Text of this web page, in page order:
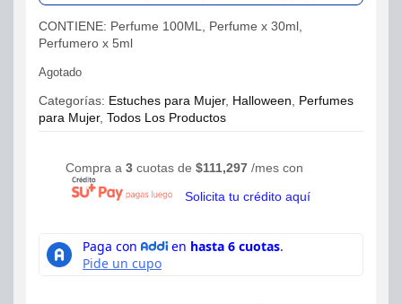
CONTIENE: Perfume 100ML, Perfume x 30ml,
Perfumero x 5ml
Agotado
Categorías: Estuches para Mujer, Halloween
Perfumes
para Mujer, Todos Los Productos
Compra a 3 cuotas de $111,297 /mes con
Solicita tu crédito aquí